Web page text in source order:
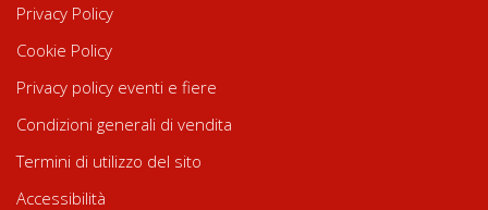
Privacy Policy
Cookie Policy
Privacy policy eventi e fiere
Condizioni generali di vendita
Termini di utilizzo del sito
Accessibilità